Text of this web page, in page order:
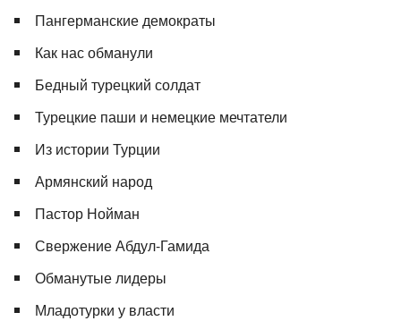
Пангерманские демократы
Как нас обманули
Бедный турецкий солдат
Турецкие паши и немецкие мечтатели
Из истории Турции
Армянский народ
Пастор Нойман
Свержение Абдул-Гамида
Обманутые лидеры
Младотурки у власти